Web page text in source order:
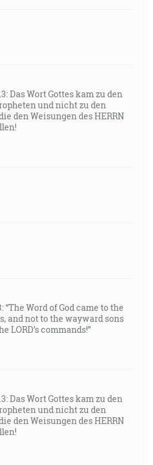
Das Wort Gottes kam zu den
und nicht zu den
den Weisungen des HERRN
“The Word of God came to the
and not to the wayward sons
LORD’s commands!”
Das Wort Gottes kam zu den
und nicht zu den
den Weisungen des HERRN